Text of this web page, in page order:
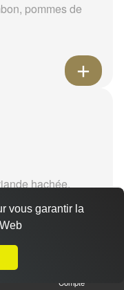
pommes de
hachée,
Compte
vous garantir la